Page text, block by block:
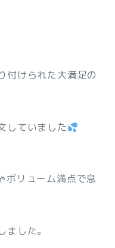
付けられた大満足の
していました
ボリューム満点で息
した。